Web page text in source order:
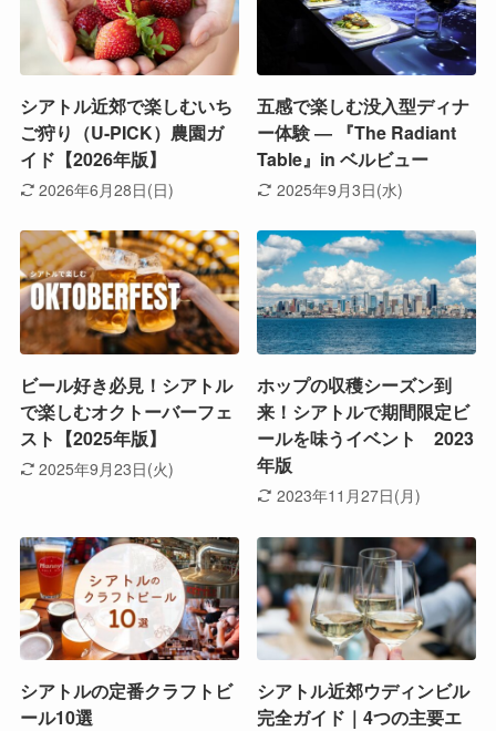
シアトル近郊で楽しむいち
ご狩り（U-PICK）農園ガ
イド【2026年版】
2026年6月28日(日)
五感で楽しむ没入型ディナ
ー体験 ― 『The Radiant
Table』in ベルビュー
2025年9月3日(水)
ビール好き必見！シアトル
で楽しむオクトーバーフェ
スト【2025年版】
2025年9月23日(火)
ホップの収穫シーズン到
来！シアトルで期間限定ビ
ールを味うイベント 2023
年版
2023年11月27日(月)
シアトルの定番クラフトビ
ール10選
シアトル近郊ウディンビル
完全ガイド｜4つの主要エ